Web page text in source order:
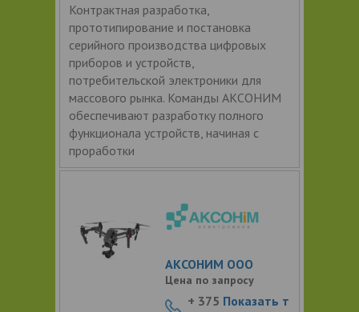
Контрактная разработка,
прототипирование и постановка
серийного производства цифровых
приборов и устройств,
потребительской электроники для
массового рынка. Команды АКСОНИМ
обеспечивают разработку полного
функционала устройств, начиная с
проработки
АКСОНИМ ООО
Цена по запросу
+ 375 Показать т